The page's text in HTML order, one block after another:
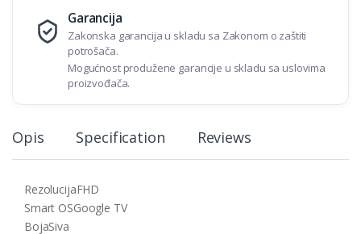
Garancija
Zakonska garancija u skladu sa Zakonom o zaštiti
potrošača.
Mogućnost produžene garancije u skladu sa uslovima
proizvođača.
Opis Specification Reviews
RezolucijaFHD
Smart OSGoogle TV
BojaSiva